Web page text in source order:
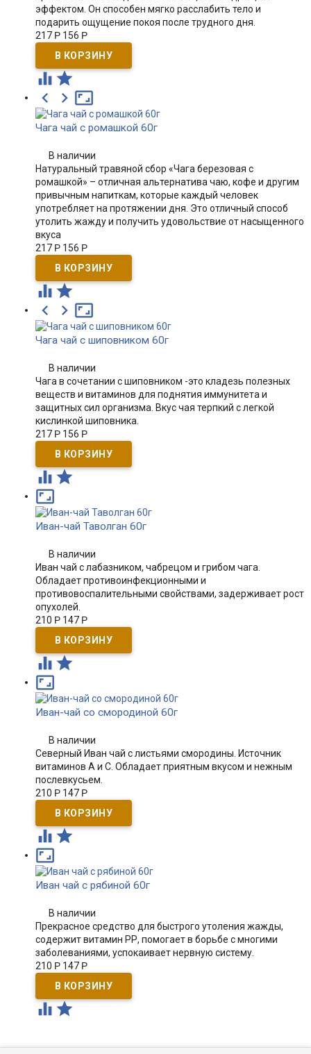
эффектом. Он способен мягко расслабить тело и
подарить ощущение покоя после трудного дня.
217 Р 156 Р
 

 
Чага чай с ромашкой 60г
В наличии
Натуральный травяной сбор «Чага березовая с
ромашкой» – отличная альтернатива чаю, кофе и другим
привычным напиткам, которые каждый человек
употребляет на протяжении дня. Это отличный способ
утолить жажду и получить удовольствие от насыщенного
вкуса
217 Р 156 Р
 

 
Чага чай с шиповником 60г
В наличии
Чага в сочетании с шиповником -это кладезь полезных
веществ и витаминов для поднятия иммунитета и
защитных сил организма. Вкус чая терпкий с легкой
кислинкой шиповника.
217 Р 156 Р
 

Иван-чай Таволган 60г
В наличии
Иван чай с лабазником, чабрецом и грибом чага.
Обладает противоинфекционными и
противовоспалительными свойствами, задерживает рост
опухолей.
210 Р 147 Р
 

Иван-чай со смородиной 60г
В наличии
Северный Иван чай с листьями смородины. Источник
витаминов А и С. Обладает приятным вкусом и нежным
послевкусьем.
210 Р 147 Р
 

Иван чай с рябиной 60г
В наличии
Прекрасное средство для быстрого утоления жажды,
содержит витамин РР, помогает в борьбе с многими
заболеваниями, успокаивает нервную систему.
210 Р 147 Р
 